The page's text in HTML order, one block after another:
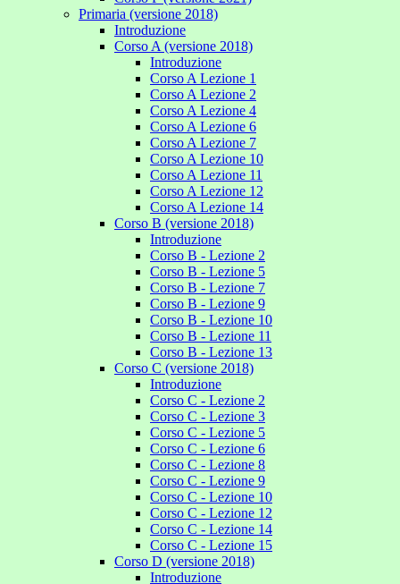
Primaria (versione 2018)
Introduzione
Corso A (versione 2018)
Introduzione
Corso A Lezione 1
Corso A Lezione 2
Corso A Lezione 4
Corso A Lezione 6
Corso A Lezione 7
Corso A Lezione 10
Corso A Lezione 11
Corso A Lezione 12
Corso A Lezione 14
Corso B (versione 2018)
Introduzione
Corso B - Lezione 2
Corso B - Lezione 5
Corso B - Lezione 7
Corso B - Lezione 9
Corso B - Lezione 10
Corso B - Lezione 11
Corso B - Lezione 13
Corso C (versione 2018)
Introduzione
Corso C - Lezione 2
Corso C - Lezione 3
Corso C - Lezione 5
Corso C - Lezione 6
Corso C - Lezione 8
Corso C - Lezione 9
Corso C - Lezione 10
Corso C - Lezione 12
Corso C - Lezione 14
Corso C - Lezione 15
Corso D (versione 2018)
Introduzione